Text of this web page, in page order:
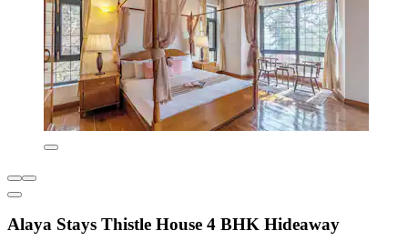
Alaya Stays Thistle House 4 BHK Hideaway